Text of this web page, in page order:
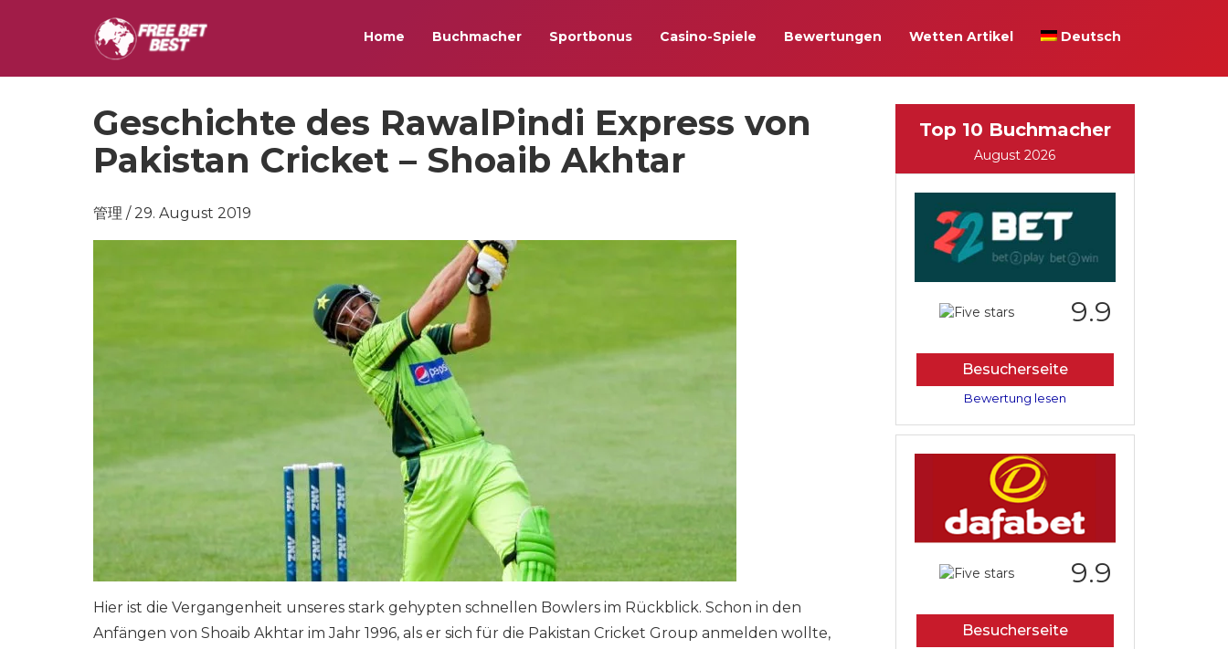
Home Buchmacher Sportbonus Casino-Spiele Bewertungen Wetten Artikel Deutsch
Geschichte des RawalPindi Express von
Pakistan Cricket – Shoaib Akhtar
管理 / 29. August 2019
Hier ist die Vergangenheit unseres stark gehypten schnellen Bowlers im Rückblick. Schon in den
Anfängen von Shoaib Akhtar im Jahr 1996, als er sich für die Pakistan Cricket Group anmelden wollte,
Top 10 Buchmacher
August 2026
9.9
Besucherseite
Bewertung lesen
9.9
Besucherseite